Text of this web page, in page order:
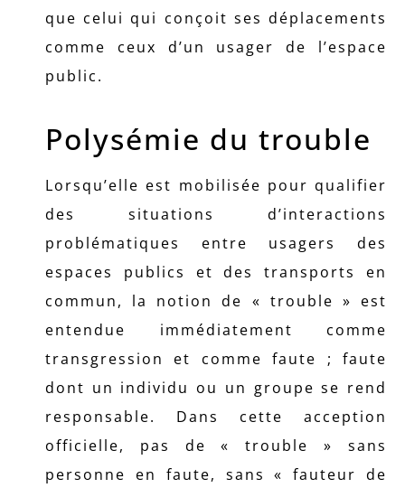
que celui qui conçoit ses déplacements
comme ceux d’un usager de l’espace
public.
Polysémie du trouble
Lorsqu’elle est mobilisée pour qualifier
des situations d’interactions
problématiques entre usagers des
espaces publics et des transports en
commun, la notion de « trouble » est
entendue immédiatement comme
transgression et comme faute ; faute
dont un individu ou un groupe se rend
responsable. Dans cette acception
officielle, pas de « trouble » sans
personne en faute, sans « fauteur de